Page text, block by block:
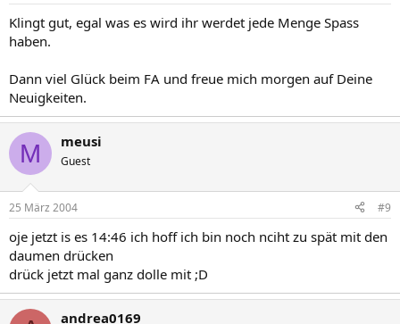
Klingt gut, egal was es wird ihr werdet jede Menge Spass
haben.
Dann viel Glück beim FA und freue mich morgen auf Deine
Neuigkeiten.
M meusi
Guest
25 März 2004 #9
oje jetzt is es 14:46 ich hoff ich bin noch nciht zu spät mit den
daumen drücken
drück jetzt mal ganz dolle mit ;D
andrea0169